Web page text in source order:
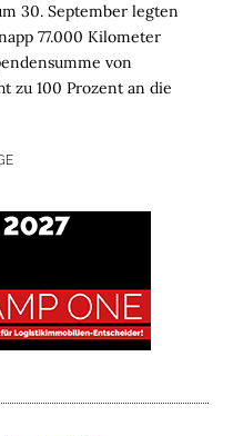
30. September legten
77.000 Kilometer
von
zu 100 Prozent an die